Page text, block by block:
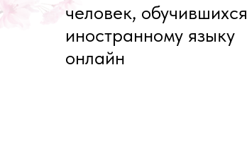
человек, обучившихся
иностранному языку
онлайн